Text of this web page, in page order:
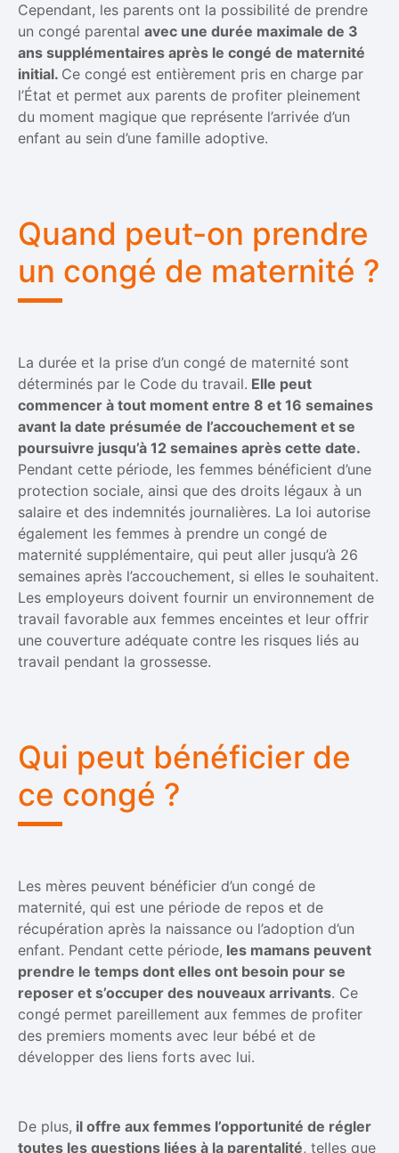
Cependant, les parents ont la possibilité de prendre
un congé parental avec une durée maximale de 3
ans supplémentaires après le congé de maternité
initial. Ce congé est entièrement pris en charge par
l’État et permet aux parents de profiter pleinement
du moment magique que représente l’arrivée d’un
enfant au sein d’une famille adoptive.
Quand peut-on prendre
un congé de maternité ?
La durée et la prise d’un congé de maternité sont
déterminés par le Code du travail. Elle peut
commencer à tout moment entre 8 et 16 semaines
avant la date présumée de l’accouchement et se
poursuivre jusqu’à 12 semaines après cette date.
Pendant cette période, les femmes bénéficient d’une
protection sociale, ainsi que des droits légaux à un
salaire et des indemnités journalières. La loi autorise
également les femmes à prendre un congé de
maternité supplémentaire, qui peut aller jusqu’à 26
semaines après l’accouchement, si elles le souhaitent.
Les employeurs doivent fournir un environnement de
travail favorable aux femmes enceintes et leur offrir
une couverture adéquate contre les risques liés au
travail pendant la grossesse.
Qui peut bénéficier de
ce congé ?
Les mères peuvent bénéficier d’un congé de
maternité, qui est une période de repos et de
récupération après la naissance ou l’adoption d’un
enfant. Pendant cette période, les mamans peuvent
prendre le temps dont elles ont besoin pour se
reposer et s’occuper des nouveaux arrivants. Ce
congé permet pareillement aux femmes de profiter
des premiers moments avec leur bébé et de
développer des liens forts avec lui.
De plus, il offre aux femmes l’opportunité de régler
toutes les questions liées à la parentalité, telles que